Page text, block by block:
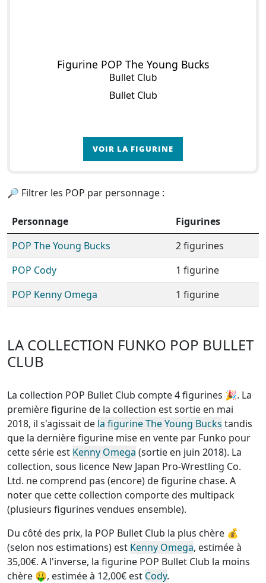
Figurine POP The Young Bucks
Bullet Club
Bullet Club
VOIR LA FIGURINE
🔎 Filtrer les POP par personnage :
Personnage
Figurines
POP The Young Bucks
2 figurines
POP Cody
1 figurine
POP Kenny Omega
1 figurine
LA COLLECTION FUNKO POP BULLET
CLUB
La collection POP Bullet Club compte 4 figurines 🎉. La
première figurine de la collection est sortie en mai
2018, il s'agissait de la figurine The Young Bucks tandis
que la dernière figurine mise en vente par Funko pour
cette série est Kenny Omega (sortie en juin 2018). La
collection, sous licence New Japan Pro-Wrestling Co.
Ltd. ne comprend pas (encore) de figurine chase. A
noter que cette collection comporte des multipack
(plusieurs figurines vendues ensemble).
Du côté des prix, la POP Bullet Club la plus chère 💰
(selon nos estimations) est Kenny Omega, estimée à
35,00€. A l'inverse, la figurine POP Bullet Club la moins
chère 🤑, estimée à 12,00€ est Cody.